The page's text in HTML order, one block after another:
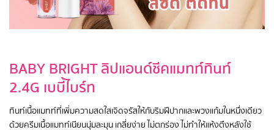
BABY BRIGHT ลิปแอนด์ชีคแมทท์ทินท์
2.4G เบบี้ไบร์ท
ทินท์เนื้อแมทท์ที่เพิ่มความสดใสเจิดจรัสให้กับริมฝีปากและพวงแก้มในหนึ่งเดียว
ด้วยครีมเนื้อแมทท์เนียนนุ่มละมุน เกลี่ยง่าย ไม่ตกร่อง ไม่ทำให้แห้งตึงหลังใช้